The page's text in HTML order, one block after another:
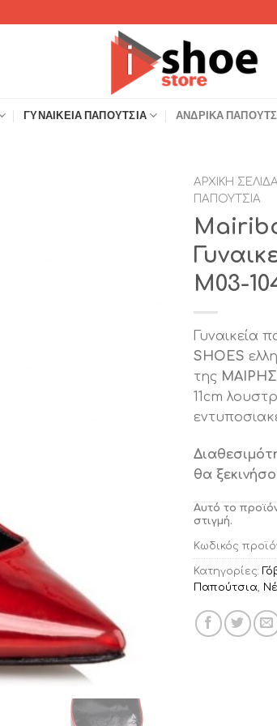
ΓΥΝΑΙΚΕΊΑ ΠΑΠΟΎΤΣΙΑ ΑΝΔΡΙΚΆ
ΑΡΧΙΚΉ
ΠΑΠΟΎΤΣΙΑ
M03-
Γυναικεία
SHOES
της
11cm
θα
Αυτό το
στιγμή.
Κωδικός
Κατηγορίες:
Παπούτσια,